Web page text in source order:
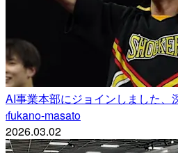
AI事業本部にジョインしました、
ffukano-masato
2026.03.02